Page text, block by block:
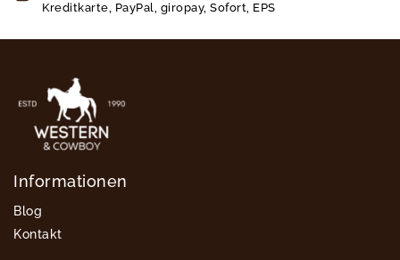
Kreditkarte, PayPal, giropay, Sofort, EPS
Informationen
Blog
Kontakt